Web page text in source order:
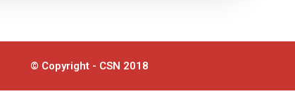
© Copyright - CSN 2018